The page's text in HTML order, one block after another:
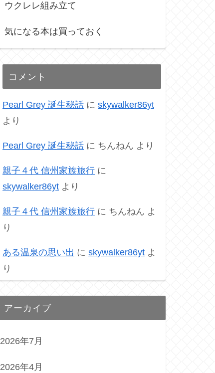
ウクレレ組み立て
気になる本は買っておく
コメント
Pearl Grey 誕生秘話 に skywalker86yt
より
Pearl Grey 誕生秘話 に ちんねん より
親子４代 信州家族旅行 に
skywalker86yt より
親子４代 信州家族旅行 に ちんねん よ
り
ある温泉の思い出 に skywalker86yt よ
り
アーカイブ
2026年7月
2026年4月